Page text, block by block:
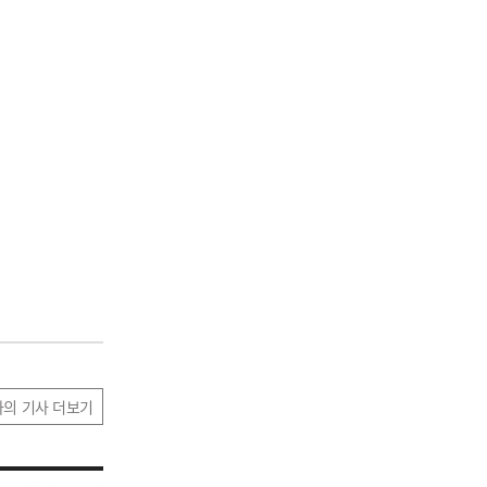
기사 더보기